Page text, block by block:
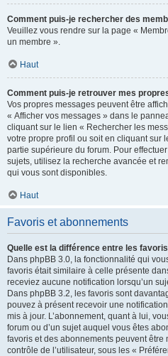
Comment puis-je rechercher des
Veuillez vous rendre sur la page «
un membre ».
Haut
Comment puis-je retrouver mes
Vos propres messages peuvent être
« Afficher vos messages » dans le
cliquant sur le lien « Rechercher les
votre propre profil ou soit en cliquant sur
partie supérieure du forum. Pour
sujets, utilisez la recherche avancée et
qui vous sont disponibles.
Haut
Favoris et abonnements
Quelle est la différence entre les
Dans phpBB 3.0, la fonctionnalité qui
favoris était similaire à celle présente
receviez aucune notification lorsqu’un
Dans phpBB 3.2, les favoris sont
pouvez à présent recevoir une
mis à jour. L’abonnement, quant à lui,
forum ou d’un sujet auquel vous êtes
favoris et des abonnements peuvent
contrôle de l’utilisateur, sous les «